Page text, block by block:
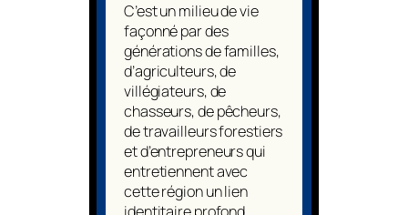
C’est un milieu de vie
façonné par des
générations de familles,
d’agriculteurs, de
villégiateurs, de
chasseurs, de pêcheurs,
de travailleurs forestiers
et d’entrepreneurs qui
entretiennent avec
cette région un lien